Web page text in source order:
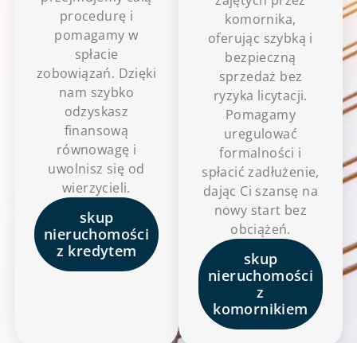
procedurę i
pomagamy w
spłacie
zobowiązań. Dzięki
nam szybko
odzyskasz
finansową
równowagę i
uwolnisz się od
wierzycieli.
skup
nieruchomości
z kredytem
komornika,
oferując szybką i
bezpieczną
sprzedaż bez
ryzyka licytacji.
Pomagamy
uregulować
formalności i
spłacić zadłużenie,
dając Ci szansę na
nowy start bez
obciążeń.
skup
nieruchomości
z
komornikiem